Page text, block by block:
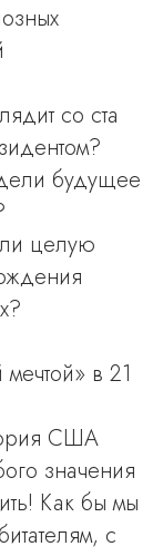
со ста
будущее
целую
в 21
США
значения
Как бы мы
с